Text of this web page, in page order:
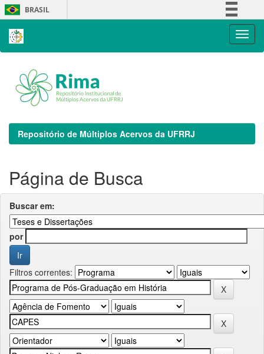
Skip
navigation
BRASIL
Repositório de Múltiplos Acervos da UFRRJ
Página de Busca
Buscar em:
por
Filtros correntes: